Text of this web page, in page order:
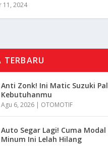
11, 2024
TERBARU
Anti Zonk! Ini Matic Suzuki
Kebutuhanmu
Agu 6, 2026 | OTOMOTIF
Auto Segar Lagi! Cuma
Minum Ini Lelah Hilang